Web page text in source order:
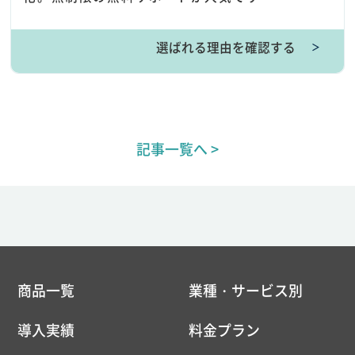
選ばれる理由を確認する ＞
記事一覧へ >
商品一覧
業種・サービス別
導入実績
料金プラン